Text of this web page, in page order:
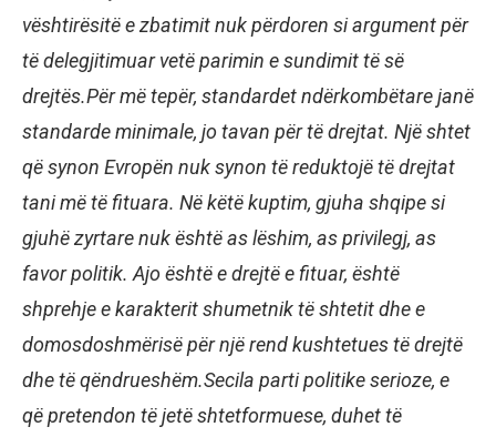
vështirësitë e zbatimit nuk përdoren si argument për
të delegjitimuar vetë parimin e sundimit të së
drejtës.Për më tepër, standardet ndërkombëtare janë
standarde minimale, jo tavan për të drejtat. Një shtet
që synon Evropën nuk synon të reduktojë të drejtat
tani më të fituara. Në këtë kuptim, gjuha shqipe si
gjuhë zyrtare nuk është as lëshim, as privilegj, as
favor politik. Ajo është e drejtë e fituar, është
shprehje e karakterit shumetnik të shtetit dhe e
domosdoshmërisë për një rend kushtetues të drejtë
dhe të qëndrueshëm.Secila parti politike serioze, e
që pretendon të jetë shtetformuese, duhet të